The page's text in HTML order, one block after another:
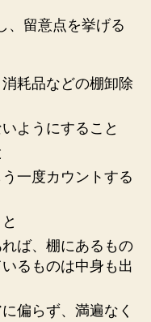
、留意点を挙げる
耗品などの棚卸除
ようにすること
一度カウントする
ば、棚にあるもの
るものは中身も出
偏らず、満遍なく